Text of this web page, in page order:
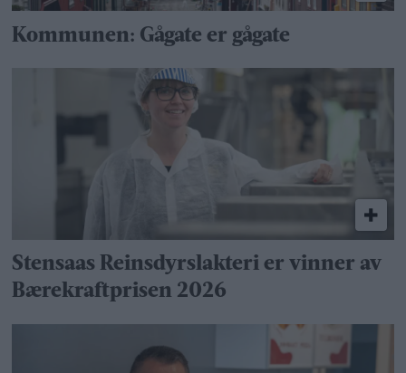
Kommunen: Gågate er gågate
Stensaas Reinsdyrslakteri er vinner av
Bærekraftprisen 2026